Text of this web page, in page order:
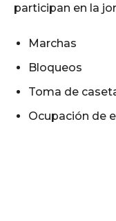
participan en la
Marchas
Bloqueos
Toma de
Ocupación de